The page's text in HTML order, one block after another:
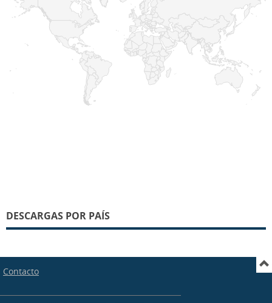
DESCARGAS POR PAÍS
Contacto